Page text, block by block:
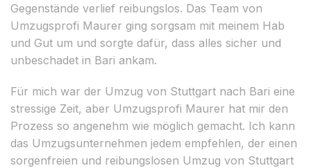
Gegenstände verlief reibungslos. Das Team von
Umzugsprofi Maurer ging sorgsam mit meinem Hab
und Gut um und sorgte dafür, dass alles sicher und
unbeschadet in Bari ankam.
Für mich war der Umzug von Stuttgart nach Bari eine
stressige Zeit, aber Umzugsprofi Maurer hat mir den
Prozess so angenehm wie möglich gemacht. Ich kann
das Umzugsunternehmen jedem empfehlen, der einen
sorgenfreien und reibungslosen Umzug von Stuttgart